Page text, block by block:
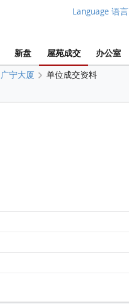
Language 语言
新盘 屋苑成交 办公室
广宁大厦 单位成交资料